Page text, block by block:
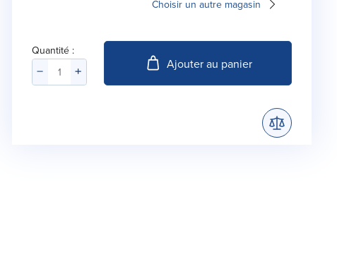
Choisir un autre magasin
Quantité :
Ajouter au panier